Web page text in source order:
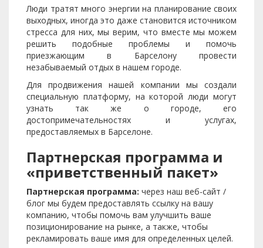
Люди тратят много энергии на планирование своих
выходных, иногда это даже становится источником
стресса для них, мы верим, что вместе мы можем
решить подобные проблемы и помочь
приезжающим в Барселону провести
незабываемый отдых в нашем городе.
Для продвижения нашей компании мы создали
специальную платформу, на которой люди могут
узнать так же о городе, его
достопримечательностях и услугах,
предоставляемых в Барселоне.
Партнерская программа и
«приветственный пакет»
Партнерская программа: через наш веб-сайт /
блог мы будем предоставлять ссылку на вашу
компанию, чтобы помочь вам улучшить ваше
позиционирование на рынке, а также, чтобы
рекламировать ваше имя для определенных целей.